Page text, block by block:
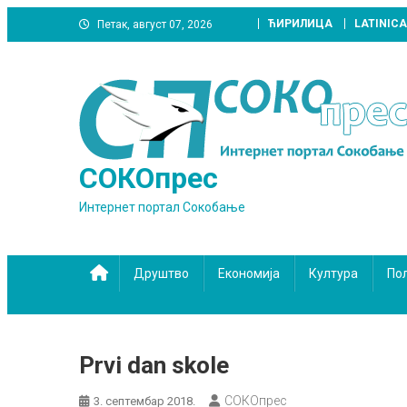
to
Петак, август 07, 2026 ЋИРИЛИЦА LATINICA
СОКОпрес
Интернет портал Сокобање
Друштво Економија Култура
Prvi dan skole
3. септембар 2018. СОКОпрес